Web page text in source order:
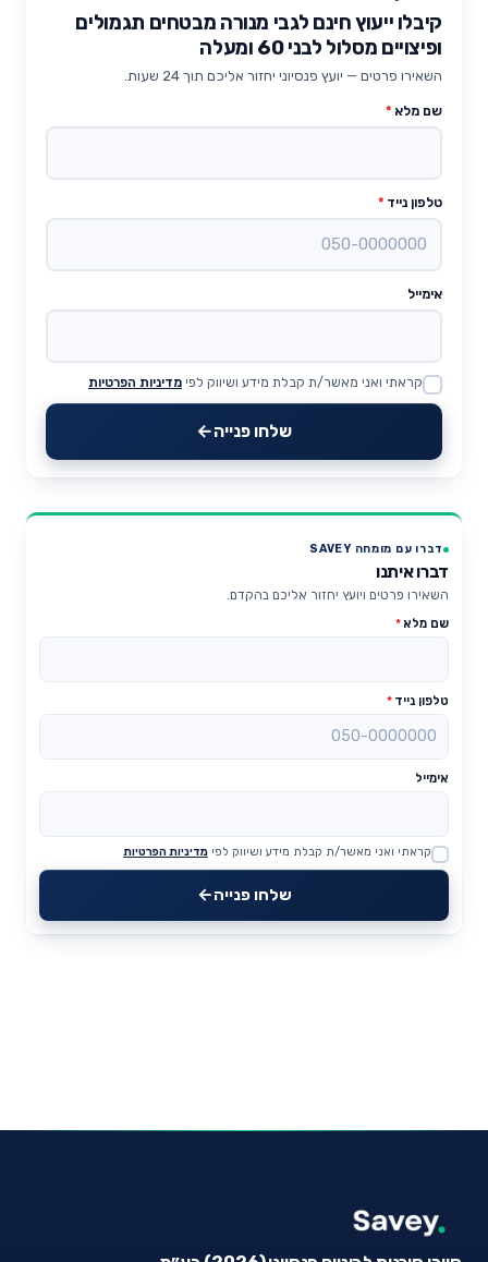
קיבלו ייעוץ חינם לגבי מנורה מבטחים תגמולים
ופיצויים מסלול לבני 60 ומעלה
השאירו פרטים — יועץ פנסיוני יחזור אליכם תוך 24 שעות.
שם מלא *
טלפון נייד *
אימייל
Website
קראתי ואני מאשר/ת קבלת מידע ושיווק לפי מדיניות הפרטיות
שלחו פנייה
דברו עם מומחה SAVEY
דברו איתנו
השאירו פרטים ויועץ יחזור אליכם בהקדם.
שם מלא*
טלפון נייד *
אימייל
Website
קראתי ואני מאשר/ת קבלת מידע ושיווק לפי מדיניות הפרטיות
שלחו פנייה